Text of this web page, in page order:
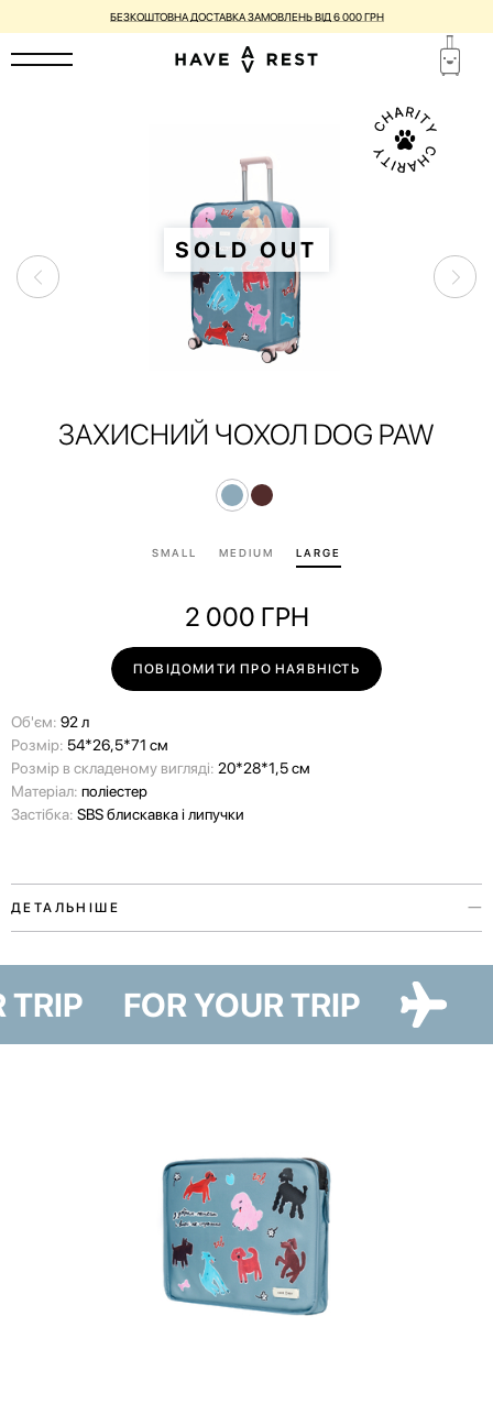
БЕЗКОШТОВНА ДОСТАВКА ЗАМОВЛЕНЬ ВІД 6 000 ГРН
SOLD OUT
ЗАХИСНИЙ ЧОХОЛ DOG PAW
SMALL MEDIUM LARGE
2 000 ГРН
ПОВІДОМИТИ ПРО НАЯВНІСТЬ
Об'єм: 92 л
Розмір: 54*26,5*71 см
Розмір в складеному вигляді: 20*28*1,5 см
Матеріал: поліестер
Застібка: SBS блискавка і липучки
ДЕТАЛЬНІШЕ
варіантах — Cat Paw та Dog Paw — ілюстрації до яких створила
художниця Ірина Максимова.
Лінійка Paw Story має благодійну складову — купуючи товари, ви
долучаєтесь до доброї справи. 10% від продажів ми передамо на
потреби притулку в Гостомелі.
TRIP FOR YOUR TRIP